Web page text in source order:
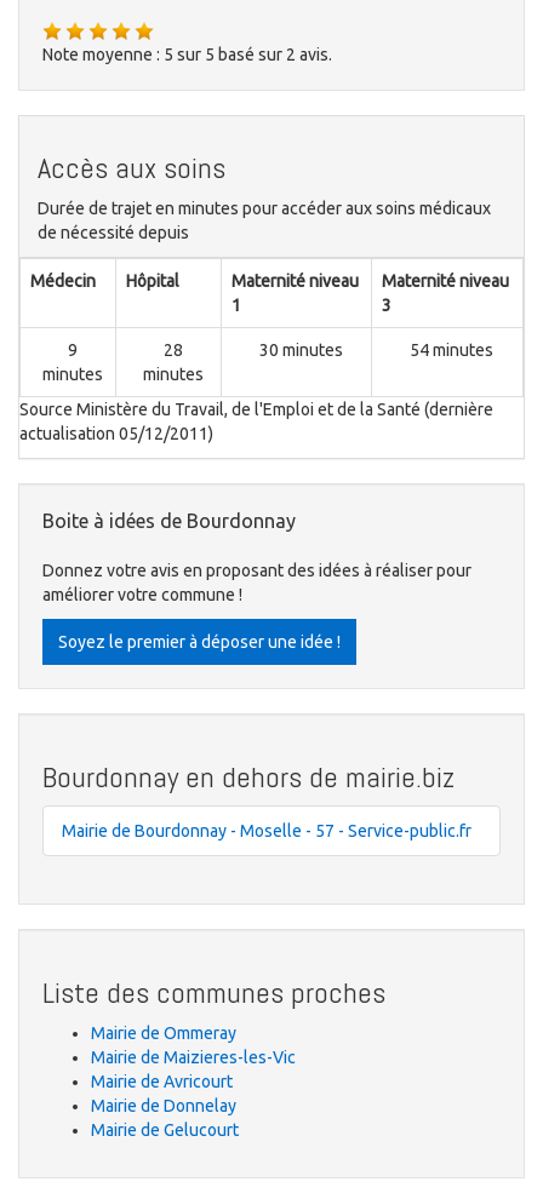
Note moyenne : 5 sur 5 basé sur 2 avis.
Accès aux soins
Durée de trajet en minutes pour accéder aux soins médicaux
de nécessité depuis
Médecin Hôpital
Maternité niveau
1
Maternité niveau
3
9
minutes
28
minutes
30 minutes 54 minutes
Source Ministère du Travail, de l'Emploi et de la Santé (dernière
actualisation 05/12/2011)
Boite à idées de Bourdonnay
Donnez votre avis en proposant des idées à réaliser pour
améliorer votre commune !
Soyez le premier à déposer une idée !
Bourdonnay en dehors de mairie.biz
Mairie de Bourdonnay - Moselle - 57 - Service-public.fr
Liste des communes proches
Mairie de Ommeray
Mairie de Maizieres-les-Vic
Mairie de Avricourt
Mairie de Donnelay
Mairie de Gelucourt